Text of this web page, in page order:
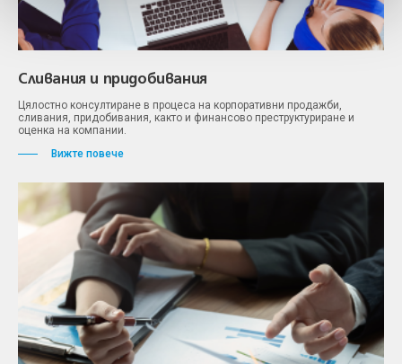
Сливания и придобивания
Цялостно консултиране в процеса на корпоративни продажби,
сливания, придобивания, както и финансово преструктуриране и
оценка на компании.
Вижте повече